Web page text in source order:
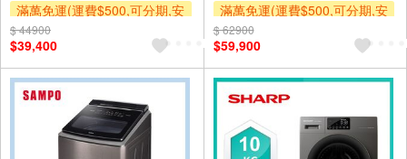
滿萬免運(運費$500,可分期,安
裝跨區費另計,單品未滿1萬元
及使用6期以上分期0利率,需付
基本安裝運費)
滿額贈券
$ 44900
$39,400
滿萬免運(運費$500,可分期,安
裝跨區費另計,單品未滿1萬元
及使用6期以上分期0利率,需付
基本安裝運費)
滿額贈券
$ 62900
$59,900